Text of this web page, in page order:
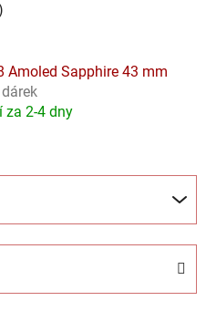
Amoled Sapphire 43 mm
za 2-4 dny